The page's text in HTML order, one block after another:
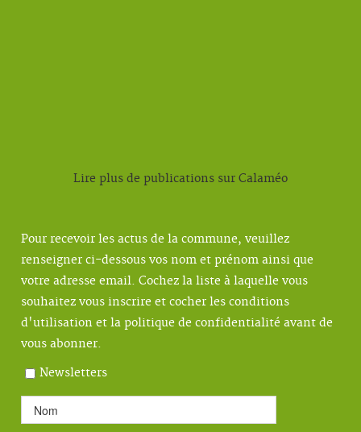
Lire plus de publications sur Calaméo
Pour recevoir les actus de la commune, veuillez
renseigner ci-dessous vos nom et prénom ainsi que
votre adresse email. Cochez la liste à laquelle vous
souhaitez vous inscrire et cocher les conditions
d'utilisation et la politique de confidentialité avant de
vous abonner.
Newsletters